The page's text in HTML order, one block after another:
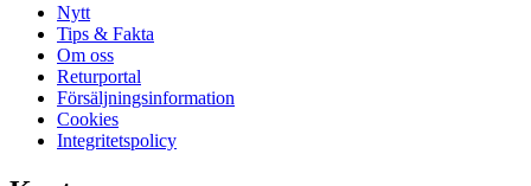
Nytt
Tips & Fakta
Om oss
Returportal
Försäljningsinformation
Cookies
Integritetspolicy